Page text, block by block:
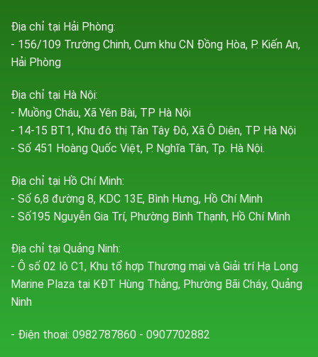
Địa chỉ tại Hải Phòng:
- 156/109 Trường Chinh, Cụm khu CN Đồng Hòa, P. Kiến An,
Hải Phòng
Địa chỉ tại Hà Nội:
- Muồng Cháu, Xã Yên Bài, TP Hà Nội
- 14-15 BT1, Khu đô thị Tân Tây Đô, Xã Ô Diên, TP Hà Nội
- Số 451 Hoàng Quốc Việt, P. Nghĩa Tân, Tp. Hà Nội.
Địa chỉ tại Hồ Chí Minh:
- Số 6,8 đường 8, KDC 13E, Bình Hưng, Hồ Chí Minh
- Số195 Nguyễn Gia Trí, Phường Bình Thạnh, Hồ Chí Minh
Địa chỉ tại Quảng Ninh:
- Ô số 02 lô C1, Khu tổ hợp Thương mại và Giải trí Hạ Long
Marine Plaza tại KĐT Hùng Thắng, Phường Bãi Cháy, Quảng
Ninh
- Điện thoại: 0982787860 - 0907702882